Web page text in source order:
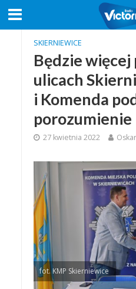
SKIERNIEWICE
Będzie
ulicach
i Komenda
porozumienie
27 kwietnia 2022
fot. KMP Skierniewice